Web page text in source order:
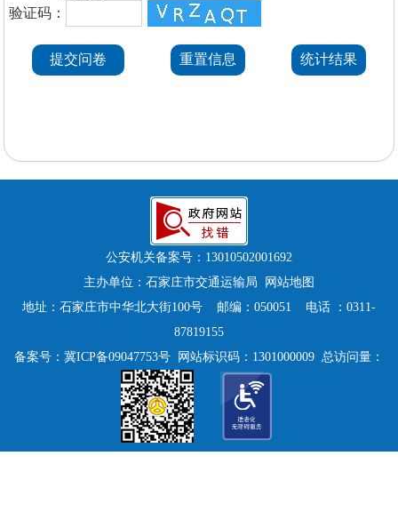
验证码：
公安机关备案号： 13010502001692
主办单位：石家庄市交通运输局
网站地图
地址：石家庄市中华北大街100号 邮编：050051 电话 ：0311-
87819155
备案号： 冀ICP备09047753号 网站标识码：1301000009 总访问量：